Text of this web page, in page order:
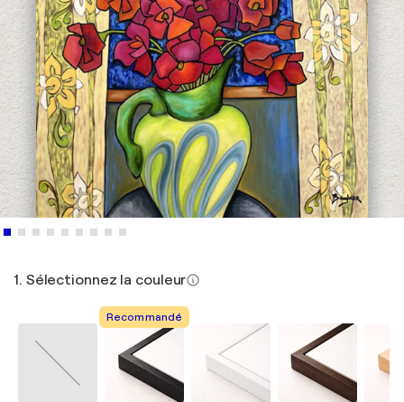
1. Sélectionnez la couleur
Recommandé